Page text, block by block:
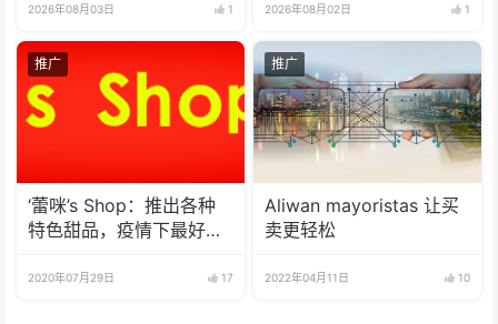
2026年08月03日 1 2026年08月02日 1
推广
‘蕾咪’s Shop：推出各种
特色甜品，疫情下最好的
2020年07月29日 17
推广
Aliwan mayoristas 让买
卖更轻松
2022年04月11日 10